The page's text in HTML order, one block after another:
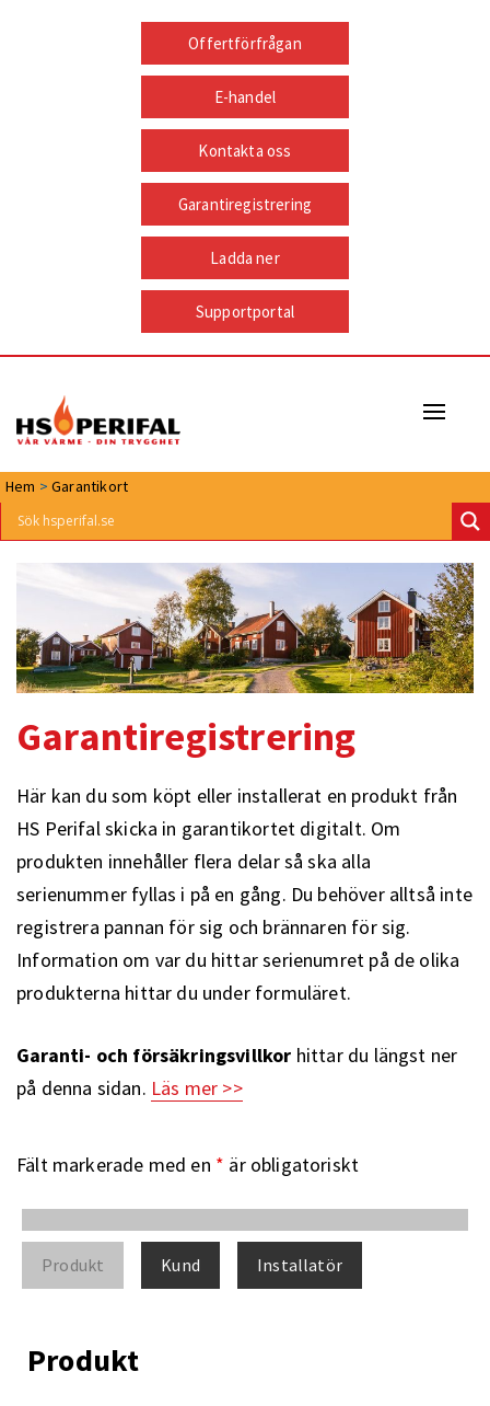
Offertförfrågan
E-handel
Kontakta oss
Garantiregistrering
Ladda ner
Supportportal
Hem >Garantikort
Garantiregistrering
Här kan du som köpt eller installerat en produkt från
HS Perifal skicka in garantikortet digitalt. Om
produkten innehåller flera delar så ska alla
serienummer fyllas i på en gång. Du behöver alltså inte
registrera pannan för sig och brännaren för sig.
Information om var du hittar serienumret på de olika
produkterna hittar du under formuläret.
Garanti- och försäkringsvillkor hittar du längst ner
på denna sidan. Läs mer >>
Fält markerade med en * är obligatoriskt
Produkt Kund Installatör
Produkt